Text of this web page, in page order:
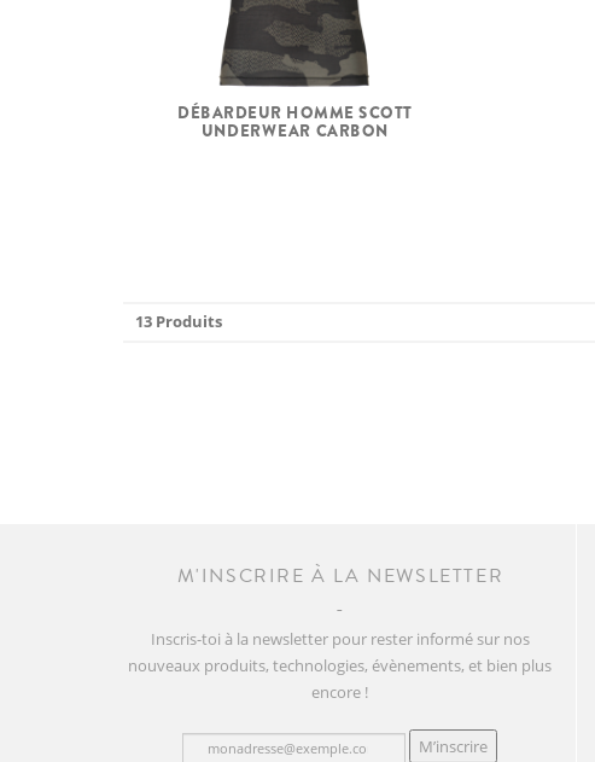
DÉBARDEUR HOMME SCOTT
UNDERWEAR CARBON
13 Produits
M'INSCRIRE À LA NEWSLETTER
Inscris-toi à la newsletter pour rester informé sur nos
nouveaux produits, technologies, évènements, et bien plus
encore !
M’inscrire